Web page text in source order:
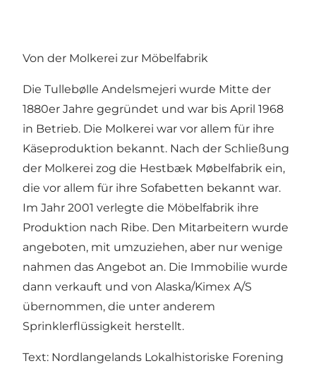
Von der Molkerei zur Möbelfabrik
Die Tullebølle Andelsmejeri wurde Mitte der
1880er Jahre gegründet und war bis April 1968
in Betrieb. Die Molkerei war vor allem für ihre
Käseproduktion bekannt. Nach der Schließung
der Molkerei zog die Hestbæk Møbelfabrik ein,
die vor allem für ihre Sofabetten bekannt war.
Im Jahr 2001 verlegte die Möbelfabrik ihre
Produktion nach Ribe. Den Mitarbeitern wurde
angeboten, mit umzuziehen, aber nur wenige
nahmen das Angebot an. Die Immobilie wurde
dann verkauft und von Alaska/Kimex A/S
übernommen, die unter anderem
Sprinklerflüssigkeit herstellt.
Text: Nordlangelands Lokalhistoriske Forening